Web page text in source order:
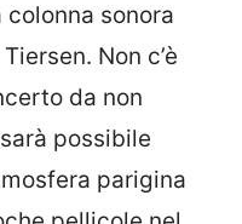
sonora
Non c’è
da non
possibile
parigina